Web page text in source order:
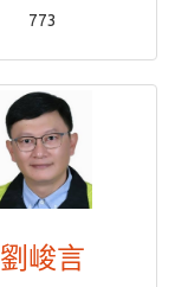
773
劉峻言